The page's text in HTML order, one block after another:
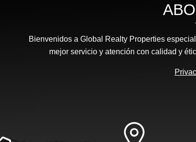
Bienvenidos a Global Realty Properties
mejor servicio y atención con calidad y